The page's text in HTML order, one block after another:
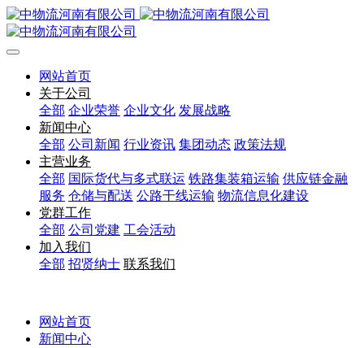
网站首页
关于公司
全部 企业荣誉 企业文化 发展战略
新闻中心
全部 公司新闻 行业资讯 集团动态 政策法规
主营业务
全部 国际货代与多式联运 铁路集装箱运输 供应链金融
服务 仓储与配送 公路干线运输 物流信息化建设
党群工作
全部 公司党建 工会活动
加入我们
全部 招贤纳士 联系我们
网站首页
新闻中心